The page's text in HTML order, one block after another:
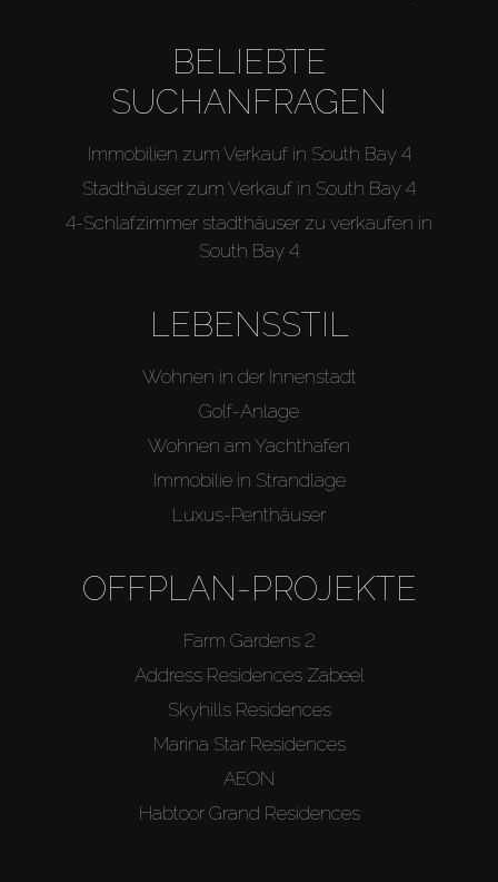
BELIEBTE
SUCHANFRAGEN
Immobilien zum Verkauf in South Bay 4
Stadthäuser zum Verkauf in South Bay 4
4-Schlafzimmer stadthäuser zu verkaufen in
South Bay 4
LEBENSSTIL
Wohnen in der Innenstadt
Golf-Anlage
Wohnen am Yachthafen
Immobilie in Strandlage
Luxus-Penthäuser
OFFPLAN-PROJEKTE
Farm Gardens 2
Address Residences Zabeel
Skyhills Residences
Marina Star Residences
AEON
Habtoor Grand Residences